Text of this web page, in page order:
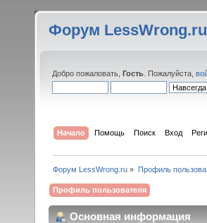
Форум LessWrong.ru
Добро пожаловать, Гость . Пожалуйста,
Начало Помощь Поиск Вход
Форум LessWrong.ru » Профиль
Профиль пользователя
Основная информация